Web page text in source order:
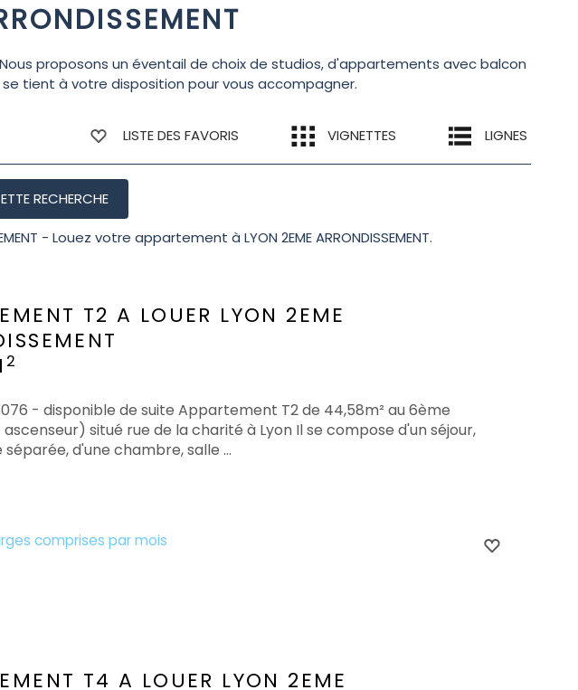
proposons un éventail de choix de studios, d'appartements avec balcon
se tient à votre disposition pour vous accompagner.
LISTE DES FAVORIS VIGNETTES LIGNES
- Louez votre appartement à LYON 2EME ARRONDISSEMENT.
T2 A LOUER LYON 2EME
2
comprises par mois
- disponible de suite Appartement T2 de 44,58m² au 6ème
situé rue de la charité à Lyon Il se compose d'un séjour,
séparée, d'une chambre, salle ...
T4 A LOUER LYON 2EME